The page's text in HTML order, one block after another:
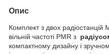
Опис
Комплект з двох
вільній частоті PMR з
компактному дизайну і